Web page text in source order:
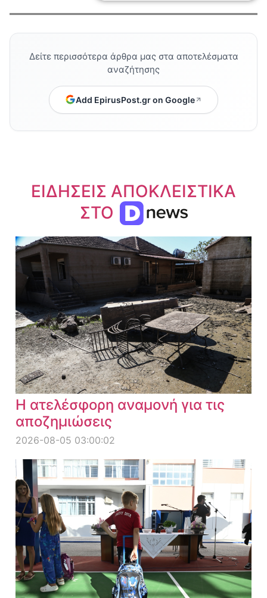
Δείτε περισσότερα άρθρα μας στα αποτελέσματα
αναζήτησης
Add EpirusPost.gr on Google
ΕΙΔΗΣΕΙΣ ΑΠΟΚΛΕΙΣΤΙΚΑ
ΣΤΟ
Η ατελέσφορη αναμονή για τις
αποζημιώσεις
2026-08-05 03:00:02